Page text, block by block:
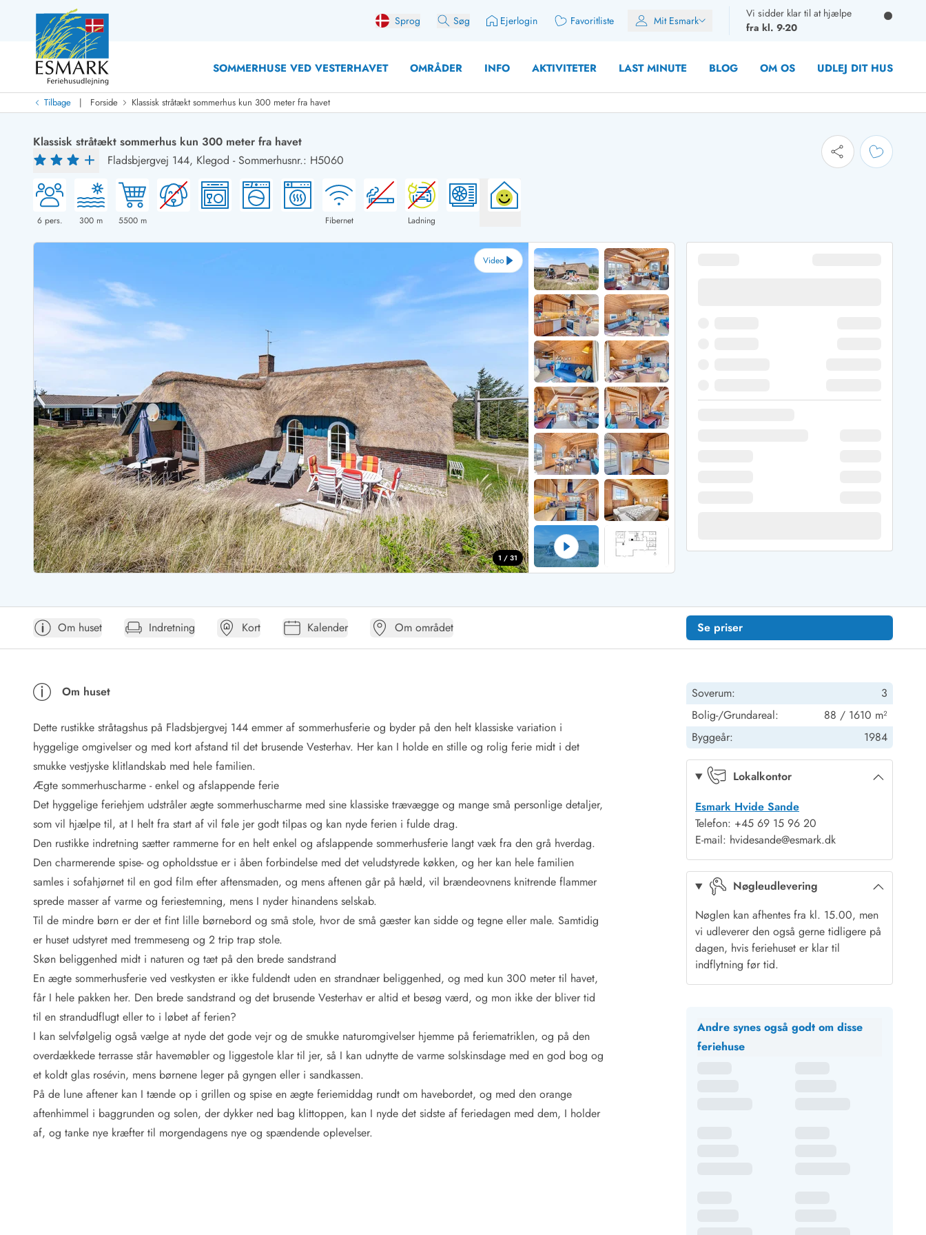
Sprog Søg Ejerlogin Favoritliste Mit Esmark
Vi sidder klar til at hjælpe
fra kl. 9-20
SOMMERHUSE VED VESTERHAVET OMRÅDER INFO AKTIVITETER LAST MINUTE BLOG OM OS UDLEJ DIT HUS
Last Minute
Last minute
Nyheder
Nyheder hos Esmark Med swimmingpoolSommerhuse med hund
Nyrenoverede sommerhuse
Sommerhuse med slutrengøring inklusive
Sommerhuse tæt ved vandet
Nybyggede sommerhuse
Røgfrie/ikke-ryger sommerhuse
Sommerhuse med udsigt
Sommerhuse med spa
Sommerhuse med fredagsskift
Sommerhuse med lørdagsskift
Sommerhuse med søndagsskift
Sommerhuse med plads til fangsten
Sommerhuse med aktivitetsrum
Sommerhuse for 2 personer
Sommerhuse for 6 Personer
Sommerhuse for 8 Personer
Sommerhuse for 10 personer
Sommerhuse for 12 Personer
Sommerhuse i påskeferien
Sommerhuse i sommerferien
Sommerhuse i efterårsferien
Sommerhuse i vinterferien
Sommerhuse i juleferien
Sommerhuse til nytår
Sommerhuse i Bjerregård Sommerhuse i BlåvandSommerhuse i Hvide SandeSommerhuse i Søndervig
Sommerhuse i Årgab
Sommerhuse i Arrild
Sommerhuse i Bjerregård
Sommerhuse i Blåvand
Sommerhuse i Bork Havn
Sommerhuse i Fjand
Sommerhuse på Fanø
Sommerhuse i Grærup Strand
Sommerhuse i Haurvig
Sommerhuse i Henne Strand
Sommerhuse i Ho
Sommerhuse i Houstrup
Sommerhuse i Houvig
Sommerhus på Holmsland Klit
Sommerhuse på Holmsland
Sommerhuse i Hvide Sande
Sommerhuse i Jegum
Sommerhuse i Klegod
Sommerhuse i Lodbjerg Hede
Sommerhuse i Nr. Lyngvig
Sommerhuse på Rømø
Sommerhuse i Søndervig
Sommerhuse i Skodbjerge
Sommerhuse i Thorsminde
Sommerhuse i Vedersø Klit
Sommerhuse i Vejers Strand
Sommerhuse i Vester Husby
Esmark RejsecurityEsmark KidsVIPEsmark VIP partnerfordeleFordele hos os
Sommerhus ABC
Forbrugsafregning (Strøm, vand...)
Lån og lej
Rengøring
Gavekort
Book tidligt
Lejebetingelser
Vejret i Danmark
Sæsontider
Baderegler
Naturbeskyttelse
Webcam
Fotokonkurrence
Fordele hos os
Esmark Rejsecurity
Esmark KidsVIP
Esmark VIP: Fordele og rabataftaler
Prisgaranti
Ingen depositum
Gæsteanmeldelser
Gratis WiFi i ferieområdet
We love people!
Fritidsaktiviteter
Esmark VIP partnerfordele
Esmark KidsVIP
Tilbage | Forside Klassisk stråtækt sommerhus kun 300 meter fra havet
Klassisk stråtækt sommerhus kun 300 meter fra havet
Fladsbjergvej 144, Klegod -Sommerhusnr.: H5060
6pers. 300 m 5500m Fibernet Ladning
Video
1 / 31
Om huset Indretning Kort Kalender Om området Se priser
Om huset
Dette rustikke stråtagshus på Fladsbjergvej 144 emmer af sommerhusferie og byder på den helt klassiske variation i
hyggelige omgivelser og med kort afstand til det brusende Vesterhav. Her kan I holde en stille og rolig ferie midt i det
smukke vestjyske klitlandskab med hele familien.
Ægte sommerhuscharme - enkel og afslappende ferie
Det hyggelige feriehjem udstråler ægte sommerhuscharme med sine klassiske trævægge og mange små personlige detaljer,
som vil hjælpe til, at I helt fra start af vil føle jer godt tilpas og kan nyde ferien i fulde drag.
Den rustikke indretning sætter rammerne for en helt enkel og afslappende sommerhusferie langt væk fra den grå hverdag.
Den charmerende spise- og opholdsstue er i åben forbindelse med det veludstyrede køkken, og her kan hele familien
samles i sofahjørnet til en god film efter aftensmaden, og mens aftenen går på hæld, vil brændeovnens knitrende flammer
sprede masser af varme og feriestemning, mens I nyder hinandens selskab.
Til de mindre børn er der et fint lille børnebord og små stole, hvor de små gæster kan sidde og tegne eller male. Samtidig
er huset udstyret med tremmeseng og 2 trip trap stole.
Skøn beliggenhed midt i naturen og tæt på den brede sandstrand
En ægte sommerhusferie ved vestkysten er ikke fuldendt uden en strandnær beliggenhed, og med kun 300 meter til havet,
får I hele pakken her. Den brede sandstrand og det brusende Vesterhav er altid et besøg værd, og mon ikke der bliver tid
til en strandudflugt eller to i løbet af ferien?
I kan selvfølgelig også vælge at nyde det gode vejr og de smukke naturomgivelser hjemme på feriematriklen, og på den
overdækkede terrasse står havemøbler og liggestole klar til jer, så I kan udnytte de varme solskinsdage med en god bog og
et koldt glas rosévin, mens børnene leger på gyngen eller i sandkassen.
På de lune aftener kan I tænde op i grillen og spise en ægte feriemiddag rundt om havebordet, og med den orange
aftenhimmel i baggrunden og solen, der dykker ned bag klittoppen, kan I nyde det sidste af feriedagen med dem, I holder
af, og tanke nye kræfter til morgendagens nye og spændende oplevelser.
Soverum:
3
Bolig-/Grundareal:
88 / 1610 m²
Byggeår:
1984
Lokalkontor
Esmark Hvide Sande
Telefon: +45 69 15 96 20
E-mail: hvidesande@esmark.dk
Nøgleudlevering
Nøglen kan afhentes fra kl. 15.00, men
vi udleverer den også gerne tidligere på
dagen, hvis feriehuset er klar til
indflytning før tid.
Andre synes også godt om disse
feriehuse